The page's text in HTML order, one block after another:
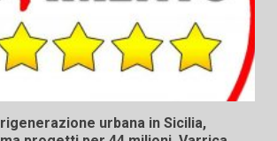
urbana in Sicilia,